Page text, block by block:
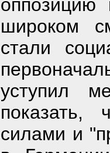
оппозицию
широком
стали
уступил
показать,
силами и